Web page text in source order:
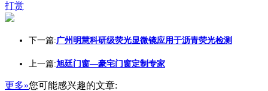
打赏
下一篇:广州明慧科研级荧光显微镜应用于沥青荧光检测
上一篇:旭廷门窗—豪宅门窗定制专家
更多»您可能感兴趣的文章: